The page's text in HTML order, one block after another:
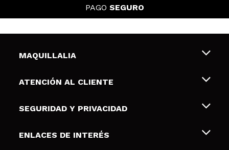
PAGO SEGURO
MAQUILLALIA
Sobre nosotros
Tarjetas de Regalo
ATENCIÓN AL CLIENTE
Envíos y devoluciones
Formas de pago
SEGURIDAD Y PRIVACIDAD
Terminos y condiciones de uso
ENLACES DE INTERÉS